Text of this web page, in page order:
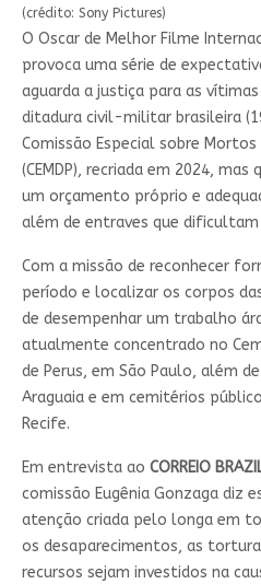
(crédito: Sony Pictures)
O Oscar de Melhor Filme
provoca uma série de
aguarda a justiça para as
ditadura civil-militar brasileira
Comissão Especial sobre
(CEMDP), recriada em 2024,
um orçamento próprio e
além de entraves que dificultam
Com a missão de reconhecer
período e localizar os corpos
de desempenhar um trabalho
atualmente concentrado no
de Perus, em São Paulo, além
Araguaia e em cemitérios
Recife.
Em entrevista ao CORREIO
comissão Eugênia Gonzaga diz
atenção criada pelo longa em
os desaparecimentos, as
recursos sejam investidos na